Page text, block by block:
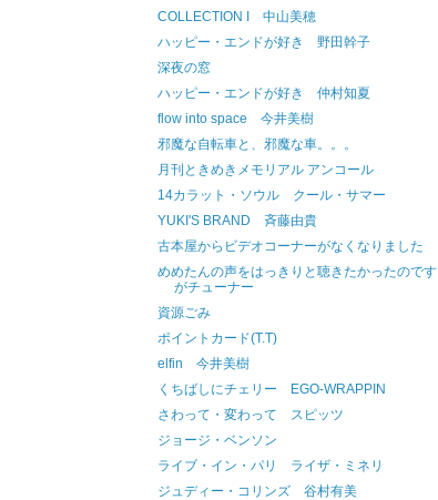
COLLECTION I 中山美穂
ハッピー・エンドが好き 野田幹子
深夜の窓
ハッピー・エンドが好き 仲村知夏
flow into space 今井美樹
邪魔な自転車と、邪魔な車。。。
月刊ときめきメモリアル アンコール
14カラット・ソウル クール・サマー
YUKI'S BRAND 斉藤由貴
古本屋からビデオコーナーがなくなりました
めめたんの声をはっきりと聴きたかったのです
がチューナー
資源ごみ
ポイントカード(T.T)
elfin 今井美樹
くちばしにチェリー EGO-WRAPPIN
さわって・変わって スピッツ
ジョージ・ベンソン
ライブ・イン・パリ ライザ・ミネリ
ジュディー・コリンズ 谷村有美